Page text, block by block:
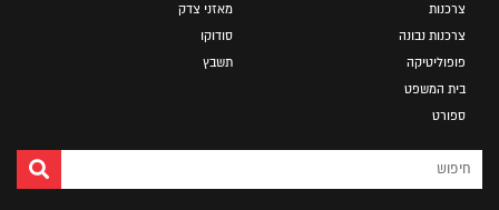
צרכנות
צרכנות נבונה
פופוליטיקה
בית המשפט
ספורט
מאזני צדק
סודוקו
תשבץ